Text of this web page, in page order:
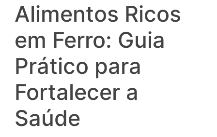
Alimentos Ricos
em Ferro: Guia
Prático para
Fortalecer a
Saúde